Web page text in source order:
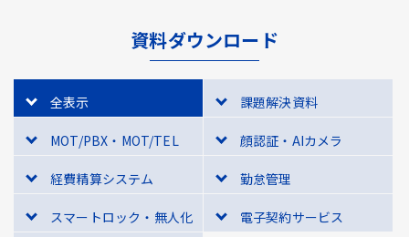
資料ダウンロード
全表示 課題解決資料
MOT/PBX・MOT/TEL 顔認証・AIカメラ
経費精算システム 勤怠管理
スマートロック・無人化 電子契約サービス